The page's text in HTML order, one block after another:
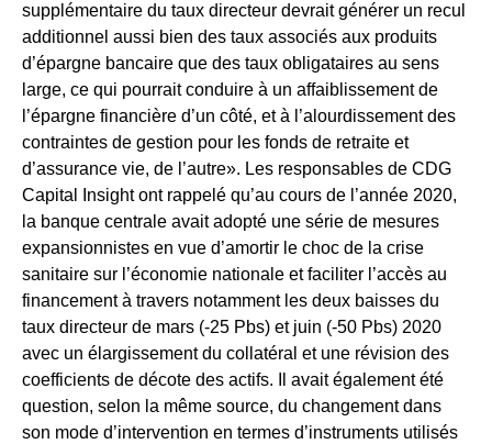
supplémentaire du taux directeur devrait générer un recul
additionnel aussi bien des taux associés aux produits
d’épargne bancaire que des taux obligataires au sens
large, ce qui pourrait conduire à un affaiblissement de
l’épargne financière d’un côté, et à l’alourdissement des
contraintes de gestion pour les fonds de retraite et
d’assurance vie, de l’autre». Les responsables de CDG
Capital Insight ont rappelé qu’au cours de l’année 2020,
la banque centrale avait adopté une série de mesures
expansionnistes en vue d’amortir le choc de la crise
sanitaire sur l’économie nationale et faciliter l’accès au
financement à travers notamment les deux baisses du
taux directeur de mars (-25 Pbs) et juin (-50 Pbs) 2020
avec un élargissement du collatéral et une révision des
coefficients de décote des actifs. Il avait également été
question, selon la même source, du changement dans
son mode d’intervention en termes d’instruments utilisés